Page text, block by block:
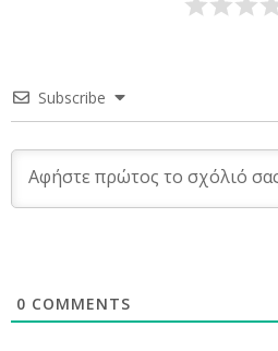
Subscribe
0 COMMENTS